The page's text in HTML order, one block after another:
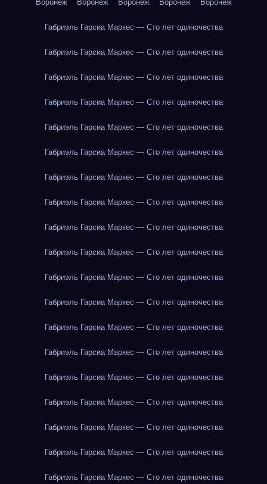
Воронеж Воронеж Воронеж Воронеж Воронеж
Габриэль Гарсиа Маркес — Сто лет одиночества
Габриэль Гарсиа Маркес — Сто лет одиночества
Габриэль Гарсиа Маркес — Сто лет одиночества
Габриэль Гарсиа Маркес — Сто лет одиночества
Габриэль Гарсиа Маркес — Сто лет одиночества
Габриэль Гарсиа Маркес — Сто лет одиночества
Габриэль Гарсиа Маркес — Сто лет одиночества
Габриэль Гарсиа Маркес — Сто лет одиночества
Габриэль Гарсиа Маркес — Сто лет одиночества
Габриэль Гарсиа Маркес — Сто лет одиночества
Габриэль Гарсиа Маркес — Сто лет одиночества
Габриэль Гарсиа Маркес — Сто лет одиночества
Габриэль Гарсиа Маркес — Сто лет одиночества
Габриэль Гарсиа Маркес — Сто лет одиночества
Габриэль Гарсиа Маркес — Сто лет одиночества
Габриэль Гарсиа Маркес — Сто лет одиночества
Габриэль Гарсиа Маркес — Сто лет одиночества
Габриэль Гарсиа Маркес — Сто лет одиночества
Габриэль Гарсиа Маркес — Сто лет одиночества